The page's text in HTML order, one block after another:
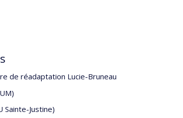
de réadaptation Lucie-Bruneau
Sainte-Justine)